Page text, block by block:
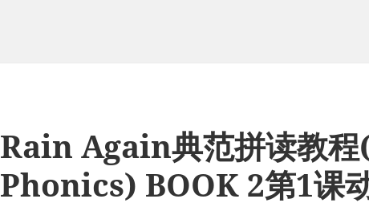
Rain Again典范拼读教程
Phonics) BOOK 2第1课